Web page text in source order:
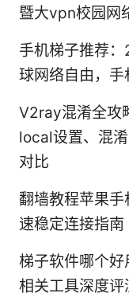
暨大vpn校园网
手机梯子推荐
球网络自由，
V2ray混淆全攻
local设置、混
对比
翻墙教程苹果
速稳定连接指南
梯子软件哪个
相关工具深度评